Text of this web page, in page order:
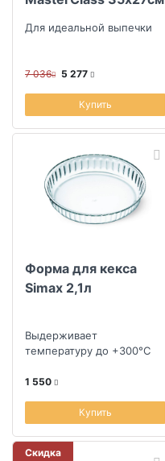
Для идеальной выпечки
7 036 5 277
Купить
Форма для кекса
Simax 2,1л
Выдерживает
температуру до +300°C
1 550
Купить
Скидка